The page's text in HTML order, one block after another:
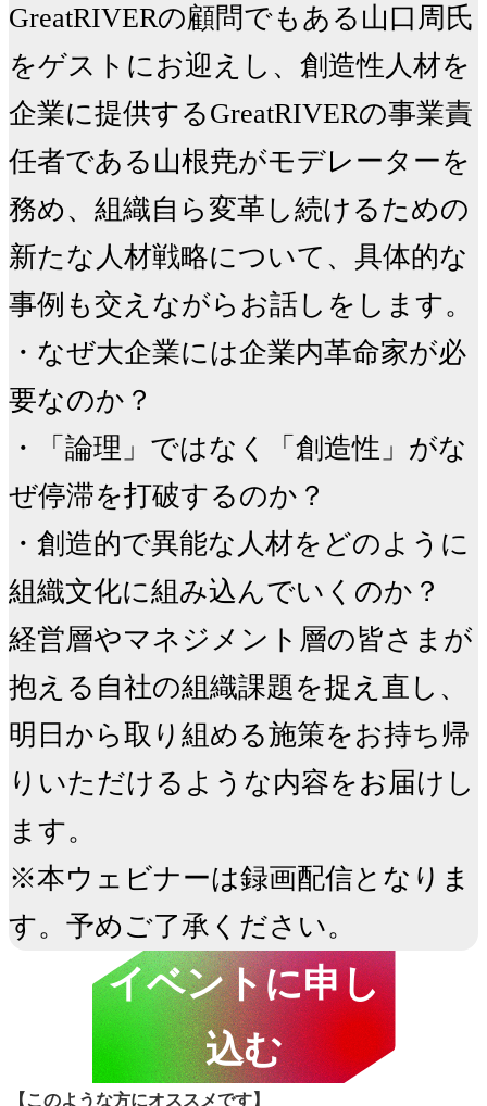
GreatRIVERの顧問でもある山口周氏
をゲストにお迎えし、創造性人材を
企業に提供するGreatRIVERの事業責
任者である山根尭がモデレーターを
務め、組織自ら変革し続けるための
新たな人材戦略について、具体的な
事例も交えながらお話しをします。
・なぜ大企業には企業内革命家が必
要なのか？
・「論理」ではなく「創造性」がな
ぜ停滞を打破するのか？
・創造的で異能な人材をどのように
組織文化に組み込んでいくのか？
経営層やマネジメント層の皆さまが
抱える自社の組織課題を捉え直し、
明日から取り組める施策をお持ち帰
りいただけるような内容をお届けし
ます。
※本ウェビナーは録画配信となりま
す。予めご了承ください。
イベントに申し
込む
【このような方にオススメです】